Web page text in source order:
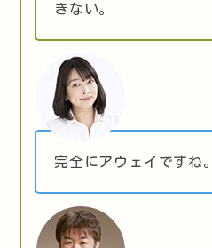
きない。
完全にアウェイですね。